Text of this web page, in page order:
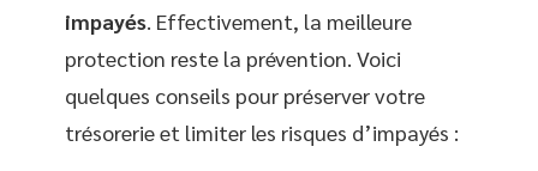
impayés. Effectivement, la meilleure
protection reste la prévention. Voici
quelques conseils pour préserver votre
trésorerie et limiter les risques d’impayés :